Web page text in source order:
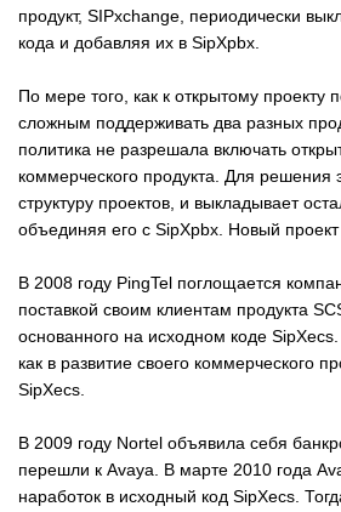
продукт, SIPxchange, периодически
кода и добавляя их в SipXpbx.
По мере того, как к открытому проекту
сложным поддерживать два разных
политика не разрешала включать
коммерческого продукта. Для
структуру проектов, и выкладывает
объединяя его с SipXpbx. Новый
В 2008 году PingTel поглощается
поставкой своим клиентам продукта
основанного на исходном коде
как в развитие своего коммерческого
SipXecs.
В 2009 году Nortel объявила себя
перешли к Avaya. В марте 2010 года
наработок в исходный код SipXecs.